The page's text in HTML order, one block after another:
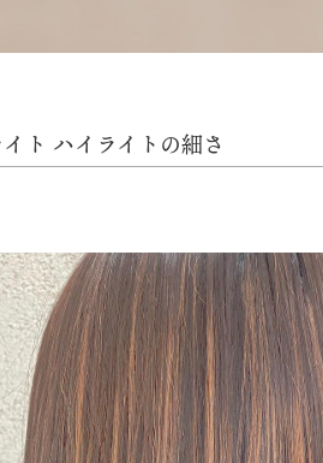
ト ハイライトの細さ